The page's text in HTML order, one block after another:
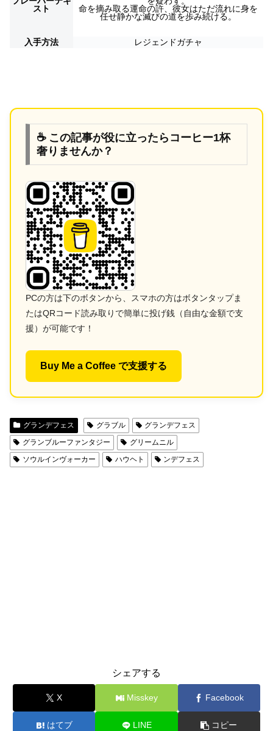
スト
命を摘み取る運命の許、彼女はただ流れに身を
任せ静かな滅びの道を歩み続ける。
入手方法 レジェンドガチャ
☕ この記事が役に立ったらコーヒー1杯
奢りませんか？
PCの方は下のボタンから、スマホの方はボタンタップま
たはQRコード読み取りで簡単に投げ銭（自由な金額で支
援）が可能です！
Buy Me a Coffee で支援する
グランデフェス グラブル
グランデフェス
グランブルーファンタジー
グリームニル
ソウルインヴォーカー
ハウヘト ンデフェス
シェアする
X Misskey Facebook
はてブ LINE コピー